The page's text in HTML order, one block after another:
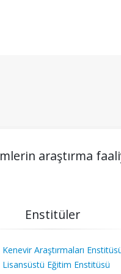
araştırma
Enstitüler
Kenevir Araştırmaları
Lisansüstü Eğitim Enstitüsü